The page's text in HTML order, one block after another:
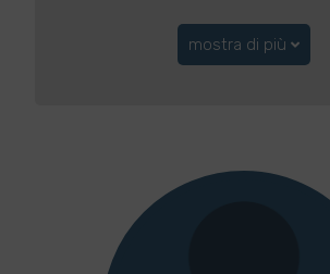
mostra di più